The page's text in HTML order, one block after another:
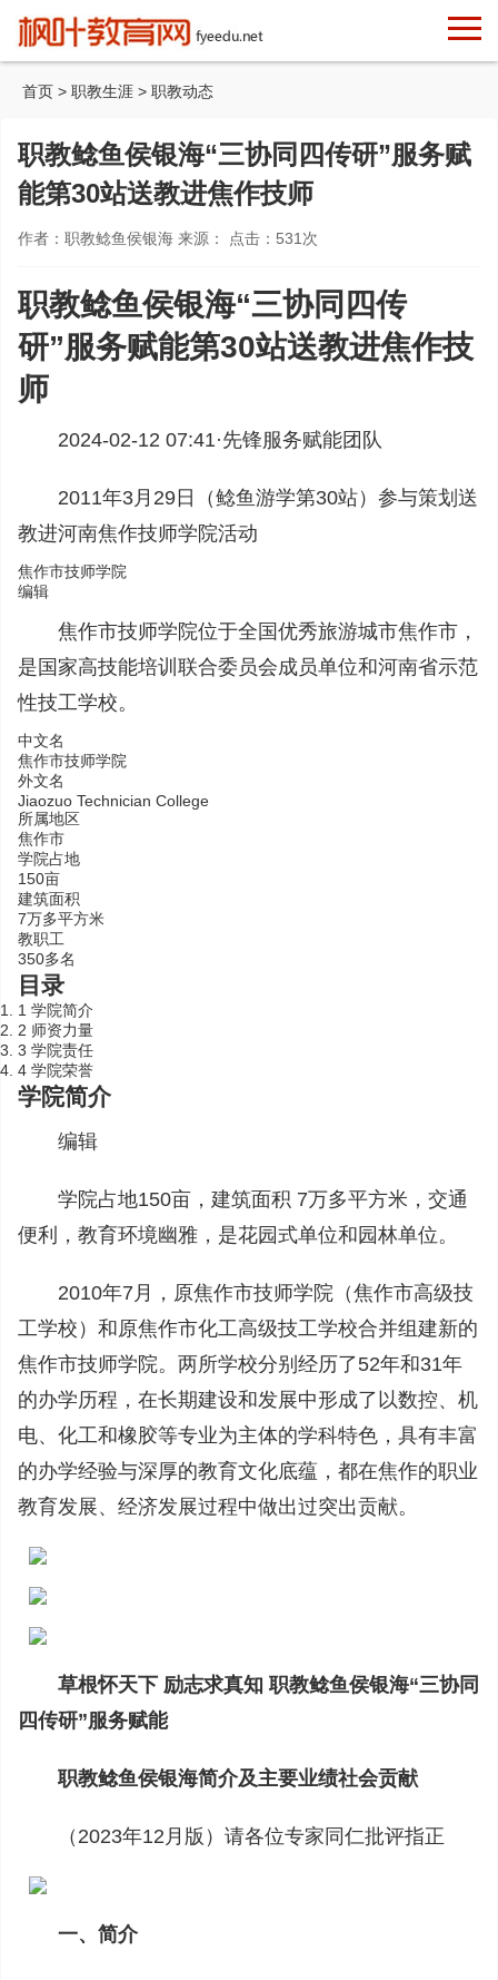
首页 > 职教生涯 > 职教动态
职教鲶鱼侯银海“三协同四传研”服务赋
能第30站送教进焦作技师
作者：职教鲶鱼侯银海 来源： 点击： 531 次
职教鲶鱼侯银海“三协同四传
研”服务赋能第30站送教进焦作技
师
2024-02-12 07:41·先锋服务赋能团队
2011年3月29日（鲶鱼游学第30站）参与策划送
教进河南焦作技师学院活动
焦作市技师学院
编辑
焦作市技师学院位于全国优秀旅游城市焦作市，
是国家高技能培训联合委员会成员单位和河南省示范
性技工学校。
中文名
焦作市技师学院
外文名
Jiaozuo Technician College
所属地区
焦作市
学院占地
150亩
建筑面积
7万多平方米
教职工
350多名
目录
1 学院简介
2 师资力量
3 学院责任
4 学院荣誉
学院简介
编辑
学院占地150亩，建筑面积 7万多平方米，交通
便利，教育环境幽雅，是花园式单位和园林单位。
2010年7月，原焦作市技师学院（焦作市高级技
工学校）和原焦作市化工高级技工学校合并组建新的
焦作市技师学院。两所学校分别经历了52年和31年
的办学历程，在长期建设和发展中形成了以数控、机
电、化工和橡胶等专业为主体的学科特色，具有丰富
的办学经验与深厚的教育文化底蕴，都在焦作的职业
教育发展、经济发展过程中做出过突出贡献。
草根怀天下 励志求真知 职教鲶鱼侯银海“三协同
四传研”服务赋能
职教鲶鱼侯银海简介及主要业绩社会贡献
（2023年12月版）请各位专家同仁批评指正
一、简介